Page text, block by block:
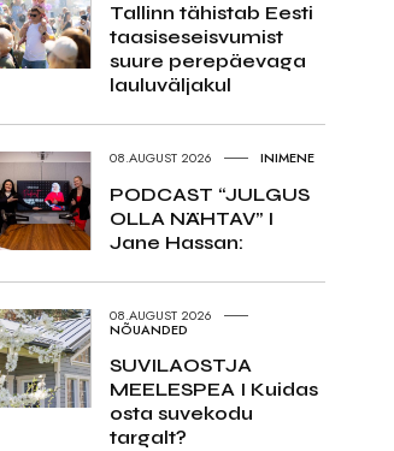
Tallinn tähistab Eesti
taasiseseisvumist
suure perepäevaga
lauluväljakul
08.AUGUST 2026 INIMENE
PODCAST “JULGUS
OLLA NÄHTAV” I
Jane Hassan:
08.AUGUST 2026
NÕUANDED
SUVILAOSTJA
MEELESPEA I Kuidas
osta suvekodu
targalt?